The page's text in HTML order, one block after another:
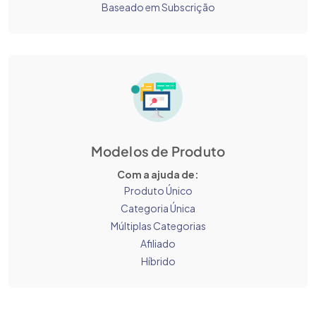
Baseado em Subscrição
Modelos de Produto
Com a ajuda de:
Produto Único
Categoria Única
Múltiplas Categorias
Afiliado
Híbrido